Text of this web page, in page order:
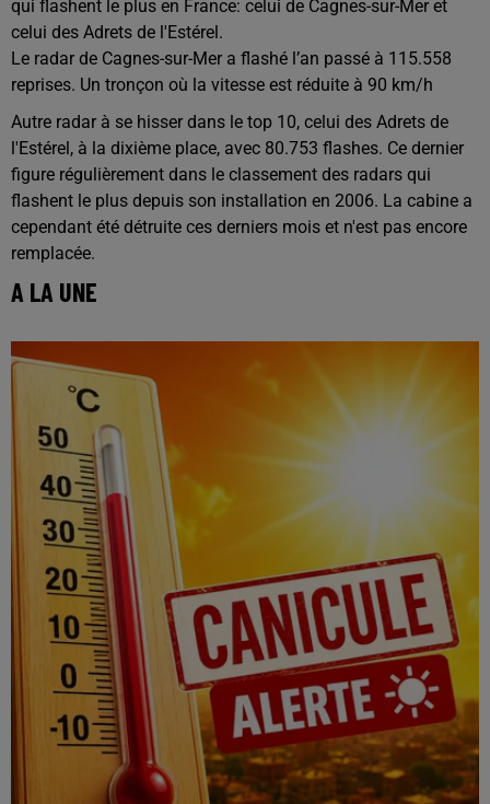
qui flashent le plus en France: celui de Cagnes-sur-Mer et
celui des Adrets de l'Estérel.
Le radar de Cagnes-sur-Mer a flashé l’an passé à 115.558
reprises. Un tronçon où la vitesse est réduite à 90 km/h
Autre radar à se hisser dans le top 10, celui des Adrets de
l'Estérel, à la dixième place, avec 80.753 flashes. Ce dernier
figure régulièrement dans le classement des radars qui
flashent le plus depuis son installation en 2006. La cabine a
cependant été détruite ces derniers mois et n'est pas encore
remplacée.
A LA UNE